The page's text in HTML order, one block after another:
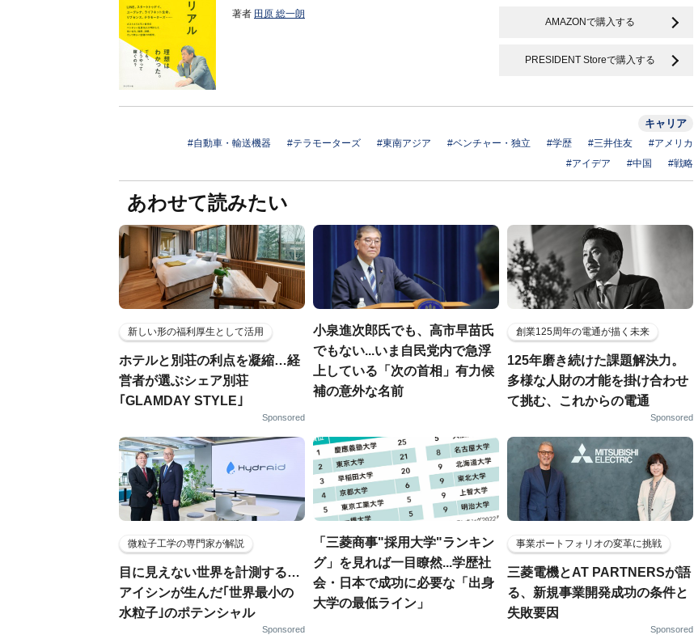
著者 田原 総一朗
AMAZONで購入する
PRESIDENT Storeで購入する
キャリア
#自動車・輸送機器 #テラモーターズ #東南アジア #ベンチャー・独立 #学歴 #三井住友
#アメリカ
#アイデア
#中国 #戦略
あわせて読みたい
新しい形の福利厚生として活用
ホテルと別荘の利点を凝縮…経
営者が選ぶシェア別荘
｢GLAMDAY STYLE｣
Sponsored
小泉進次郎氏でも、高市早苗氏
でもない...いま自民党内で急浮
上している「次の首相」有力候
補の意外な名前
創業125周年の電通が描く未来
125年磨き続けた課題解決力。
多様な人財の才能を掛け合わせ
て挑む、これからの電通
Sponsored
微粒子工学の専門家が解説
目に見えない世界を計測する…
アイシンが生んだ｢世界最小の
水粒子｣のポテンシャル
Sponsored
「三菱商事"採用大学"ランキン
グ」を見れば一目瞭然...学歴社
会・日本で成功に必要な「出身
大学の最低ライン」
事業ポートフォリオの変革に挑戦
三菱電機とAT PARTNERSが語
る、新規事業開発成功の条件と
失敗要因
Sponsored